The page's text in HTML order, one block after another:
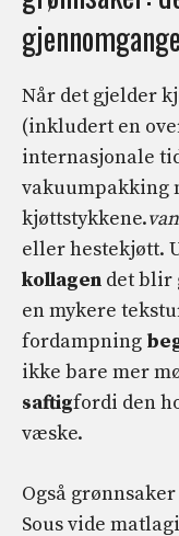
Når det gjelder
(inkludert en
internasjonale
vakuumpakking
kjøttstykkene.
eller hestekjøtt.
kollagen det blir
en mykere
fordampning
ikke bare mer
saftigfordi den
væske.
Også
Sous vide